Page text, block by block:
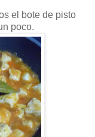
el bote de pisto
poco.